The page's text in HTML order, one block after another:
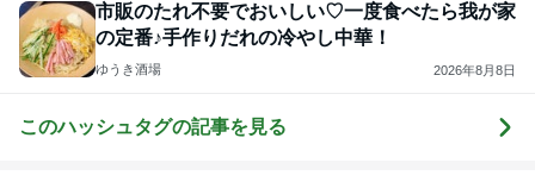
市販のたれ不要でおいしい♡一度食べたら我が家
の定番♪手作りだれの冷やし中華！
ゆうき酒場 2026年8月8日
このハッシュタグの記事を見る